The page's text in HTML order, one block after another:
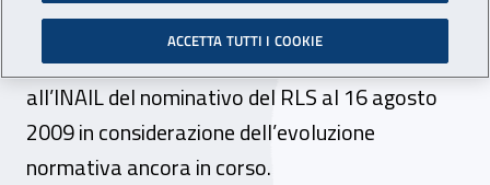
con nota del 15 maggio 2009 ha disposto lo
slittamento del termine per la comunicazione
all’INAIL del nominativo del RLS al 16 agosto
2009 in considerazione dell’evoluzione
normativa ancora in corso.
ACCETTA TUTTI I COOKIE